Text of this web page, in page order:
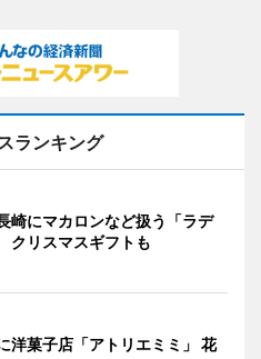
ランキング
崎にマカロンなど扱う「ラデ
クリスマスギフトも
洋菓子店「アトリエミミ」 花